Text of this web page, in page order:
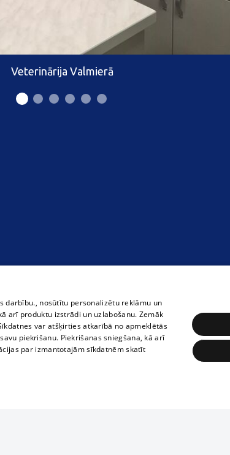
Veterinārija Valmierā
darbību., nosūtītu personalizētu reklāmu un
arī produktu izstrādi un uzlabošanu. Zemāk
var atšķirties atkarībā no apmeklētās
piekrišanu. Piekrišanas sniegšana, kā arī
par izmantotajām sīkdatnēm skatīt